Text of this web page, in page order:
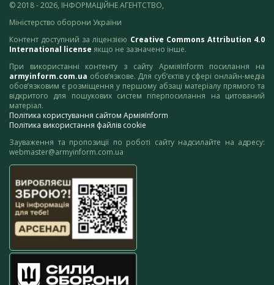
© 2018 - 2026, ІНФОРМАЦІЙНЕ АГЕНТСТВО,
Міністерство оборони України
Контент доступний за ліцензією Creative Commons Attribution 4.0
International license якщо не зазначено інше.
При використанні контенту з сайту АрміяInform посилання на
armyinform.com.ua обов’язкове. Для суб’єктів у сфері онлайн-медіа
обов’язковим є розміщення у першому абзаці матеріалу прямого та
відкритого для пошукових систем гіперпосилання на цитований
матеріал.
Політика користування сайтом АрміяInform
Політика використання файлів cookie
Зауваження та пропозиції по роботі сайту надсилайте на адресу:
webmaster@armyinform.com.ua